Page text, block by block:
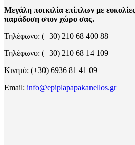
Μεγάλη ποικιλία επίπλων με
παράδοση στον χώρο σας.
Τηλέφωνο: (+30) 210 68 400 88
Τηλέφωνο: (+30) 210 68 14 109
Κινητό: (+30) 6936 81 41 09
Email: info@epiplapapakanellos.gr